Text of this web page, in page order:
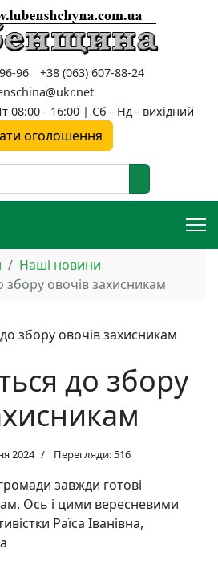
96
+38 (063) 607-88-24
08:00 - 16:00 | Сб - Нд - вихідний
оголошення
Наші новини
овочів захисникам
до збору
2024 Перегляди: 516
завжди готові
Ось і цими вересневими
Раїса Іванівна,